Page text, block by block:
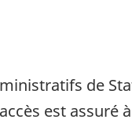
de
est assuré